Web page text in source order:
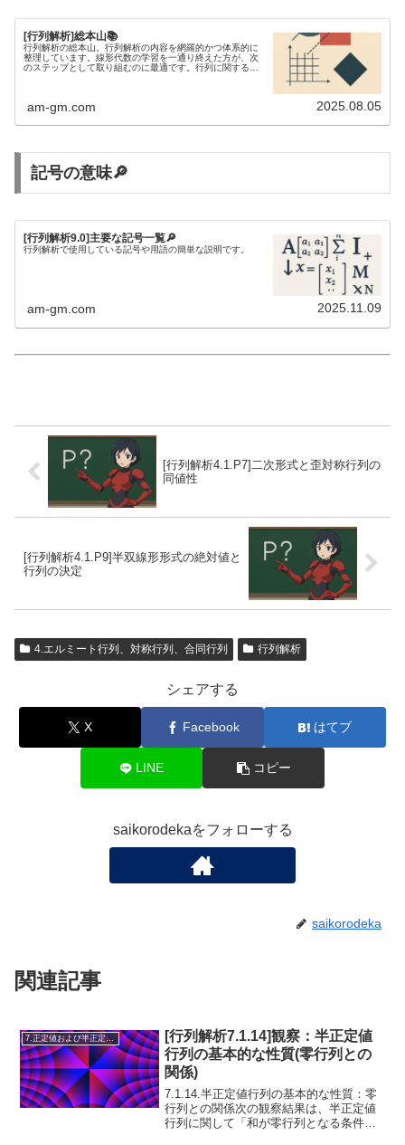
[行列解析]総本山📚
行列解析の総本山。行列解析の内容を網羅的かつ体系的に
整理しています。線形代数の学習を一通り終えた方が、次
のステップとして取り組むのに最適です。行列に関する不
am-gm.com 2025.08.05
記号の意味🔎
[行列解析9.0]主要な記号一覧🔎
行列解析で使用している記号や用語の簡単な説明です。
am-gm.com 2025.11.09
[行列解析4.1.P7]二次形式と歪対称行列の
同値性
[行列解析4.1.P9]半双線形形式の絶対値と
行列の決定
4.エルミート行列、対称行列、合同行列 行列解析
シェアする
X Facebook はてブ
LINE コピー
saikorodekaをフォローする
saikorodeka
関連記事
7.正定値および半正定値行列
[行列解析7.1.14]観察：半正定値
行列の基本的な性質(零行列との
関係)
7.1.14.半正定値行列の基本的な性質：零
行列との関係次の観察結果は、半正定値
行列に関して「和が零行列となる条件」